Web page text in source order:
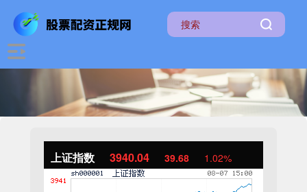
上证指数 3940.04 39.68 1.02%